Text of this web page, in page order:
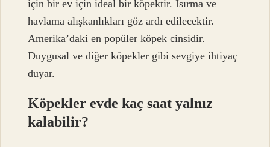
için bir ev için ideal bir köpektir. Isırma ve
havlama alışkanlıkları göz ardı edilecektir.
Amerika’daki en popüler köpek cinsidir.
Duygusal ve diğer köpekler gibi sevgiye ihtiyaç
duyar.
Köpekler evde kaç saat yalnız
kalabilir?